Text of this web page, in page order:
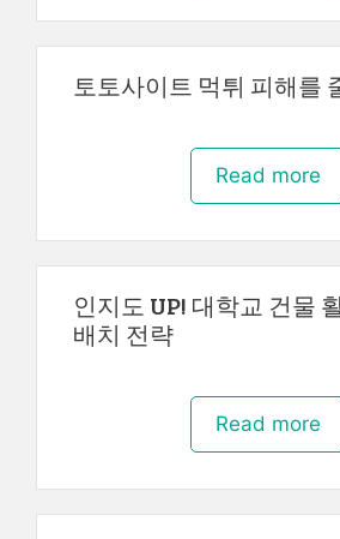
토토사이트 먹튀 피해를
Read more
인지도 UP! 대학교 건물
배치 전략
Read more